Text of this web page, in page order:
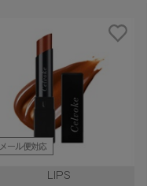
メール便対応
LIPS